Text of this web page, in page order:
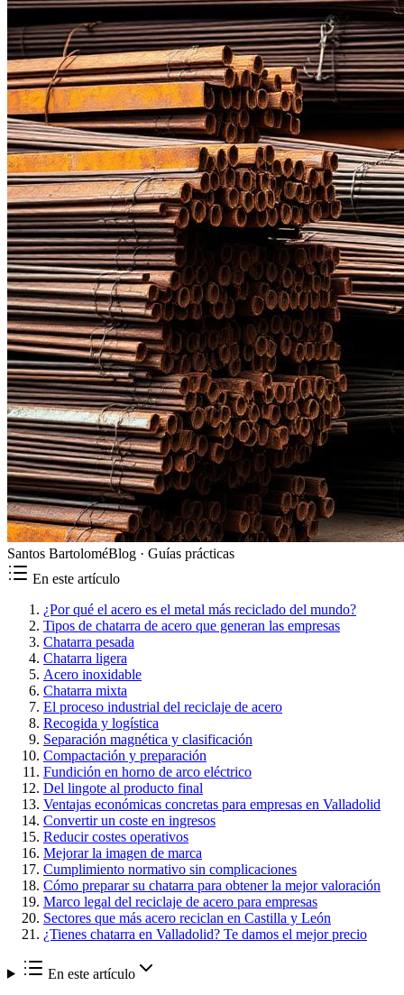
Santos BartoloméBlog · Guías prácticas
En este artículo
¿Por qué el acero es el metal más reciclado del mundo?
Tipos de chatarra de acero que generan las empresas
Chatarra pesada
Chatarra ligera
Acero inoxidable
Chatarra mixta
El proceso industrial del reciclaje de acero
Recogida y logística
Separación magnética y clasificación
Compactación y preparación
Fundición en horno de arco eléctrico
Del lingote al producto final
Ventajas económicas concretas para empresas en Valladolid
Convertir un coste en ingresos
Reducir costes operativos
Mejorar la imagen de marca
Cumplimiento normativo sin complicaciones
Cómo preparar su chatarra para obtener la mejor valoración
Marco legal del reciclaje de acero para empresas
Sectores que más acero reciclan en Castilla y León
¿Tienes chatarra en Valladolid? Te damos el mejor precio
En este artículo